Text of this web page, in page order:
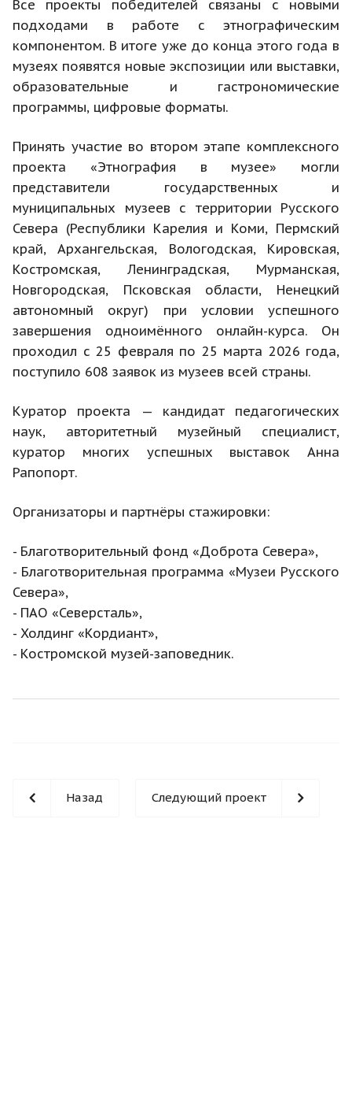
Все проекты победителей связаны с новыми
подходами в работе с этнографическим
компонентом. В итоге уже до конца этого года в
музеях появятся новые экспозиции или выставки,
образовательные и гастрономические
программы, цифровые форматы.
Принять участие во втором этапе комплексного
проекта «Этнография в музее» могли
представители государственных и
муниципальных музеев с территории Русского
Севера (Республики Карелия и Коми, Пермский
край, Архангельская, Вологодская, Кировская,
Костромская, Ленинградская, Мурманская,
Новгородская, Псковская области, Ненецкий
автономный округ) при условии успешного
завершения одноимённого онлайн-курса. Он
проходил с 25 февраля по 25 марта 2026 года,
поступило 608 заявок из музеев всей страны.
Куратор проекта — кандидат педагогических
наук, авторитетный музейный специалист,
куратор многих успешных выставок Анна
Рапопорт.
Организаторы и партнёры стажировки:
- Благотворительный фонд «Доброта Севера»,
- Благотворительная программа «Музеи Русского
Севера»,
- ПАО «Северсталь»,
- Холдинг «Кордиант»,
- Костромской музей-заповедник.
Назад Следующий проект